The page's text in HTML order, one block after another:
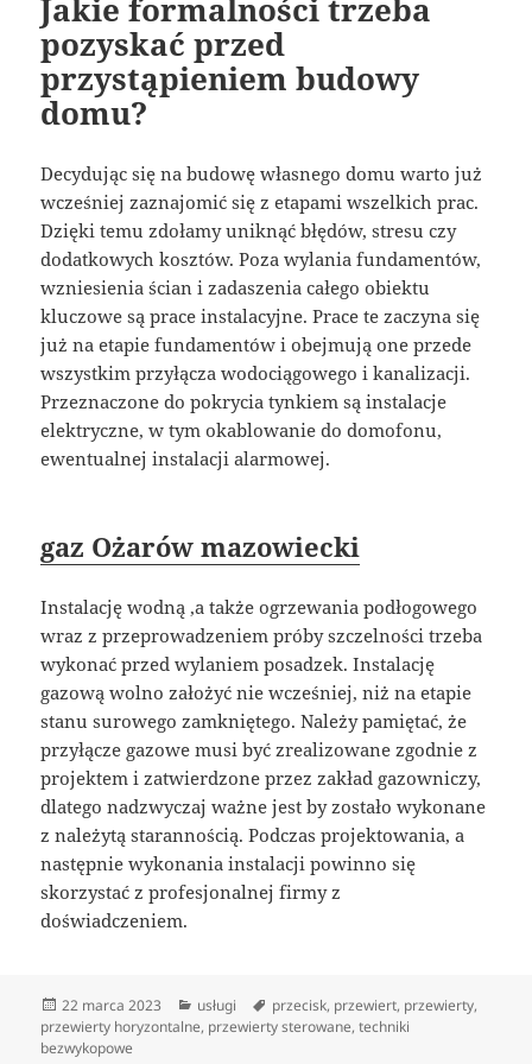
Jakie formalności trzeba
pozyskać przed
przystąpieniem budowy
domu?
Decydując się na budowę własnego domu warto już
wcześniej zaznajomić się z etapami wszelkich prac.
Dzięki temu zdołamy uniknąć błędów, stresu czy
dodatkowych kosztów. Poza wylania fundamentów,
wzniesienia ścian i zadaszenia całego obiektu
kluczowe są prace instalacyjne. Prace te zaczyna się
już na etapie fundamentów i obejmują one przede
wszystkim przyłącza wodociągowego i kanalizacji.
Przeznaczone do pokrycia tynkiem są instalacje
elektryczne, w tym okablowanie do domofonu,
ewentualnej instalacji alarmowej.
gaz Ożarów mazowiecki
Instalację wodną ,a także ogrzewania podłogowego
wraz z przeprowadzeniem próby szczelności trzeba
wykonać przed wylaniem posadzek. Instalację
gazową wolno założyć nie wcześniej, niż na etapie
stanu surowego zamkniętego. Należy pamiętać, że
przyłącze gazowe musi być zrealizowane zgodnie z
projektem i zatwierdzone przez zakład gazowniczy,
dlatego nadzwyczaj ważne jest by zostało wykonane
z należytą starannością. Podczas projektowania, a
następnie wykonania instalacji powinno się
skorzystać z profesjonalnej firmy z
doświadczeniem.
Data
publikacji
22 marca 2023 Kategorie
usługi Tagi
przecisk, przewiert, przewierty,
przewierty horyzontalne, przewierty sterowane,techniki
bezwykopowe